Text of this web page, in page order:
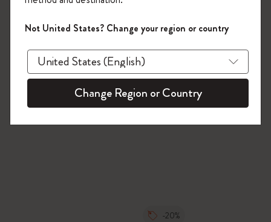
-20%
ール・アウトレット品は適用外。
Moleskineアカウントを作成して限定オフ
ァーや会員特典、さらに多くのインスピ
レーションを手に入れましょう。
今すぐ会員登録 !
Not United States? Change your region or country
Change Region or Country